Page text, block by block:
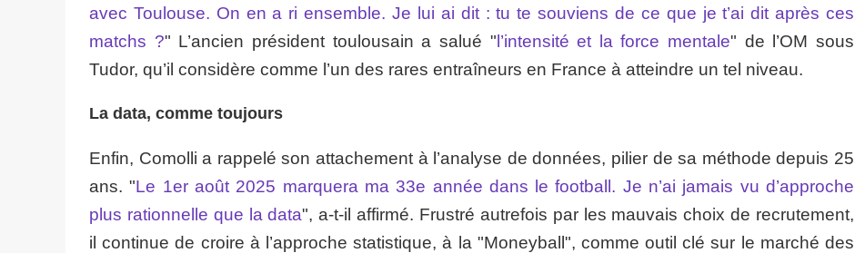
avec Toulouse. On en a ri ensemble. Je lui ai dit : tu te souviens de ce que je t’ai dit après ces
matchs ?" L’ancien président toulousain a salué " l’intensité et la force mentale" de l’OM sous
Tudor, qu’il considère comme l’un des rares entraîneurs en France à atteindre un tel niveau.
La data, comme toujours
Enfin, Comolli a rappelé son attachement à l’analyse de données, pilier de sa méthode depuis 25
ans. "Le 1er août 2025 marquera ma 33e année dans le football. Je n’ai jamais vu d’approche
plus rationnelle que la data", a-t-il affirmé. Frustré autrefois par les mauvais choix de recrutement,
il continue de croire à l’approche statistique, à la "Moneyball", comme outil clé sur le marché des